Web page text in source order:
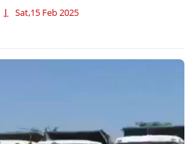
Sat,15 Feb 2025